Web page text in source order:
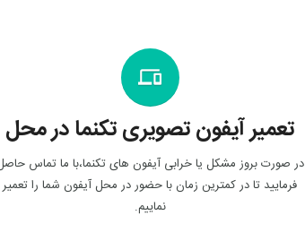
phonelink
تعمیر آیفون تصویری تکنما در محل
در صورت بروز مشکل یا خرابی آیفون های تکنما،با ما تماس
فرمایید تا در کمترین زمان با حضور در محل آیفون شما را تعمیر
نماییم.